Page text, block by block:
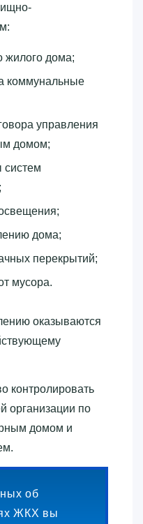
жилого дома;
коммунальные
управления
домом;
систем
дома;
перекрытий;
мусора.
оказываются
контролировать
организации по
домом и
об
ЖКХ вы